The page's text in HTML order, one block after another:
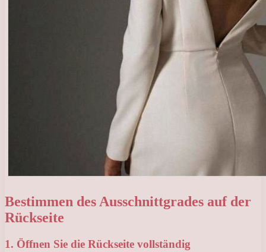
Bestimmen des Ausschnittgrades auf der
Rückseite
1. Öffnen Sie die Rückseite vollständig